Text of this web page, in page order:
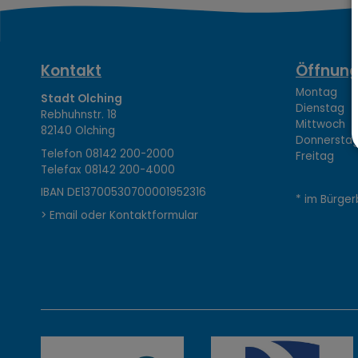
K
o
n
t
Kontakt
Stadt Olching
Rebhuhnstr. 18
82140 Olching
Telefon08142 200-2000
Telefax08142 200-4000
IBAN DE13700530700001952316
> Email oder Kontaktformular
Montag
Dienstag
Mittwoch
Donnerstag
Freitag
* im